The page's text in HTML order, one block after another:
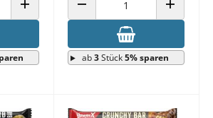
ANZAHL ERHÖHENANZAHL VERRINGERN ANZAHL
ab3Stück5% sparen